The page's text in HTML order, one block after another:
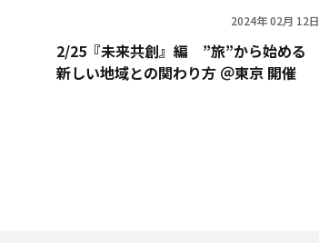
2024年 02月 12日
2/25『未来共創』編 ”旅”から始める
新しい地域との関わり方 ＠東京 開催